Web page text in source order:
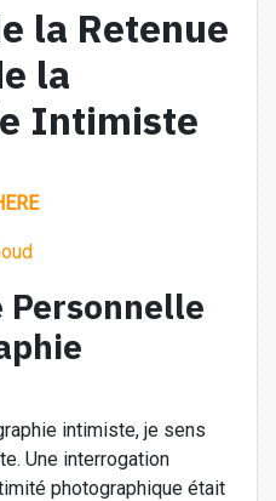
la Retenue
la
Intimiste
Personnelle
intimiste, je sens
Une interrogation
photographique était